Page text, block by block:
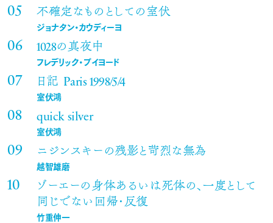
不確定なものとしての室伏
ジョナタン・カウディーヨ
1028の真夜中
フレデリック・プイヨード
日記 Paris 1998/5/4
室伏鴻
quick silver
室伏鴻
ニジンスキーの残影と苛烈な無為
越智雄磨
ゾーエーの身体あるいは死体の、一度として
同じでない回帰・反復
竹重伸一